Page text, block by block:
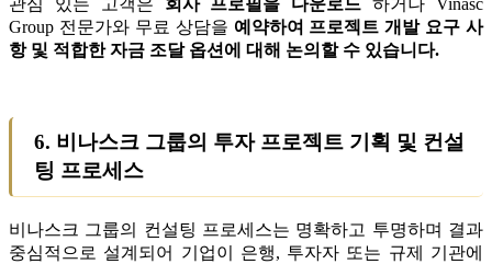
관심 있는 고객은 회사 프로필을 다운로드하거나 Vinasc
Group 전문가와 무료 상담을 예약하여 프로젝트 개발 요구 사
항 및 적합한 자금 조달 옵션에 대해 논의할 수 있습니다.
6. 비나스크 그룹의 투자 프로젝트 기획 및 컨설
팅 프로세스
비나스크 그룹의 컨설팅 프로세스는 명확하고 투명하며 결과
중심적으로 설계되어 기업이 은행, 투자자 또는 규제 기관에